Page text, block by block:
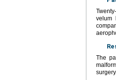
velum
The